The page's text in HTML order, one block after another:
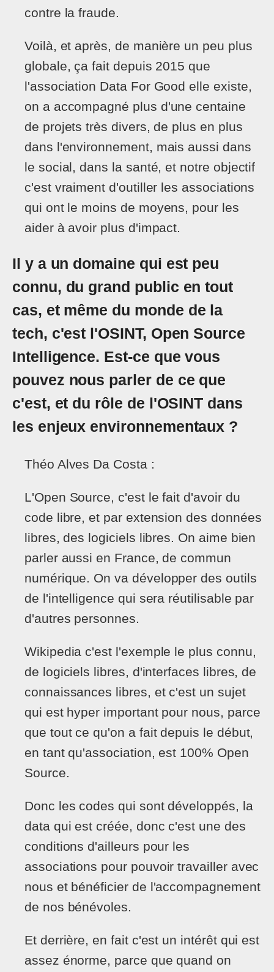
contre la fraude.
Voilà, et après, de manière un peu plus
globale, ça fait depuis 2015 que
l'association Data For Good elle existe,
on a accompagné plus d'une centaine
de projets très divers, de plus en plus
dans l'environnement, mais aussi dans
le social, dans la santé, et notre objectif
c'est vraiment d'outiller les associations
qui ont le moins de moyens, pour les
aider à avoir plus d'impact.
Il y a un domaine qui est peu
connu, du grand public en tout
cas, et même du monde de la
tech, c'est l'OSINT, Open Source
Intelligence. Est-ce que vous
pouvez nous parler de ce que
c'est, et du rôle de l'OSINT dans
les enjeux environnementaux ?
Théo Alves Da Costa :
L'Open Source, c'est le fait d'avoir du
code libre, et par extension des données
libres, des logiciels libres. On aime bien
parler aussi en France, de commun
numérique. On va développer des outils
de l'intelligence qui sera réutilisable par
d'autres personnes.
Wikipedia c'est l'exemple le plus connu,
de logiciels libres, d'interfaces libres, de
connaissances libres, et c'est un sujet
qui est hyper important pour nous, parce
que tout ce qu'on a fait depuis le début,
en tant qu'association, est 100% Open
Source.
Donc les codes qui sont développés, la
data qui est créée, donc c'est une des
conditions d'ailleurs pour les
associations pour pouvoir travailler avec
nous et bénéficier de l'accompagnement
de nos bénévoles.
Et derrière, en fait c'est un intérêt qui est
assez énorme, parce que quand on